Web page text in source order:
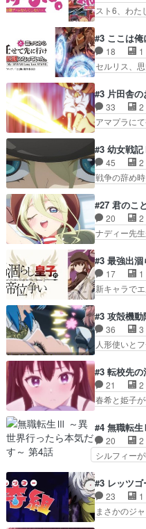
なのに、思
と違う刺客
ドの進みに
れしてきた
を絵に描い
ダラさんの
スト6、わ
ぁ、こんな
違反は許さ
一生懸命に
で綾と美緒
イプの作品
が９割方分
間に、これ
#3 ここは
18 1
セルリス、
子前提から
生えたゴリ
いても弟認
任せて先に
ゴリラに飽
り役が居な
萌えでした
#3 片田舎
33 2
アマプラに
術師学校を
対する恐怖
をつつきや
言ってもフ
で中身がほ
っちゃって
のよなぁこ
#3 幼女戦
45 2
戦争の辞め
アニメ『よ
ょっと無能
が思ってる
国で小競り
にイルドア
戦争継続派
になるッ!!!
#27 君のこ
20 2
ナディー先
由、アメリ
ィー（大和
しいに美し
逃して26)
恋太郎正解
教師…フラ
る新ヒロイ
#3 最強出
17 1
新キャラで
るアニメが
を狙ってい
100%善意
魔法特化で
然にに求め
こいつもカ
参加しなか
#3 攻殻機
36 3
人形使いと
2029年の
効果音がい
のハラハラ
の本物なの
OVAならア
釘付けだっ
ては悪くな
#3 転校先
21 2
春希と姫子
堂さんが女
んと三岳さ
のコンビニ
園物のラブ
久」役で出
に家事の負
って妹扱い
#4 無職転
20 2
シルフィー
ンダイチャ
腹立つなぁ
は後に何ら
ャ、、、な
#3 レッツゴ
23 1
まさかのジ